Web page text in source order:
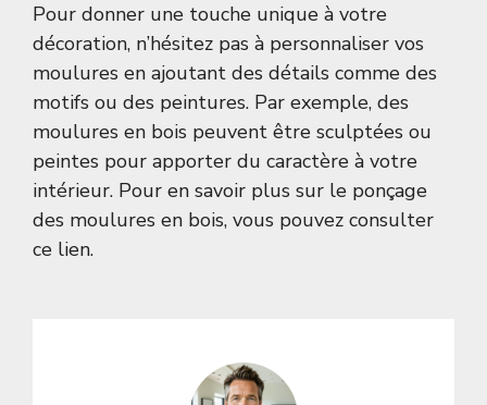
Pour donner une touche unique à votre
décoration, n’hésitez pas à personnaliser vos
moulures en ajoutant des détails comme des
motifs ou des peintures. Par exemple, des
moulures en bois peuvent être sculptées ou
peintes pour apporter du caractère à votre
intérieur. Pour en savoir plus sur le ponçage
des moulures en bois, vous pouvez consulter
ce lien.